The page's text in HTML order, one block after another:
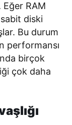
Eğer RAM
diski
Bu durum
performansı
birçok
çok daha